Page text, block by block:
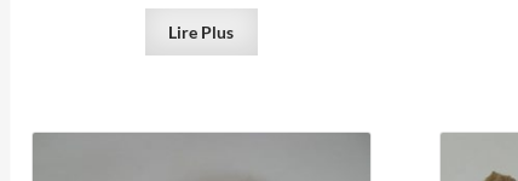
Lire Plus